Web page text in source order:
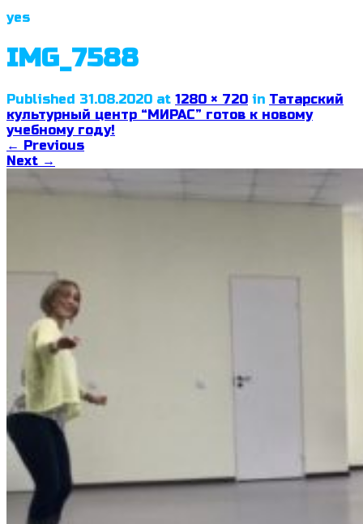
yes
IMG_7588
Published 31.08.2020 at 1280 × 720 in Татарский
культурный центр “МИРАС” готов к новому
учебному году!
← Previous
Next →